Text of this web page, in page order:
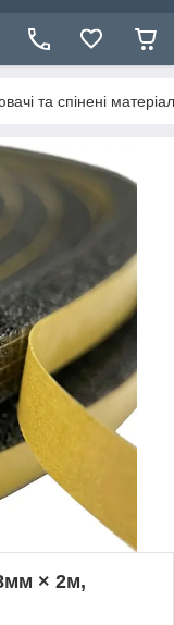
та спінені
× 2м,